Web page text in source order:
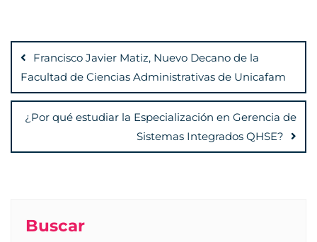
de
entradas
Francisco Javier Matiz, Nuevo Decano de la
Facultad de Ciencias Administrativas de Unicafam
¿Por qué estudiar la Especialización en Gerencia de
Sistemas Integrados QHSE?
Buscar